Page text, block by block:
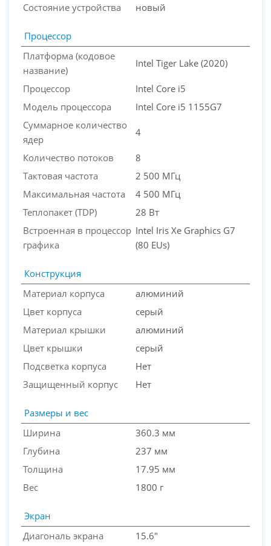
Состояние устройства
новый
Процессор
Платформа (кодовое
название)
Intel Tiger Lake (2020)
Процессор
Intel Core i5
Модель процессора
Intel Core i5 1155G7
Суммарное количество
ядер
4
Количество потоков
8
Тактовая частота
2 500 МГц
Максимальная частота
4 500 МГц
Теплопакет (TDP)
28 Вт
Встроенная в процессор
графика
Intel Iris Xe Graphics G7
(80 EUs)
Конструкция
Материал корпуса
алюминий
Цвет корпуса
серый
Материал крышки
алюминий
Цвет крышки
серый
Подсветка корпуса
Нет
Защищенный корпус
Нет
Размеры и вес
Ширина
360.3 мм
Глубина
237 мм
Толщина
17.95 мм
Вес
1800 г
Экран
Диагональ экрана
15.6"